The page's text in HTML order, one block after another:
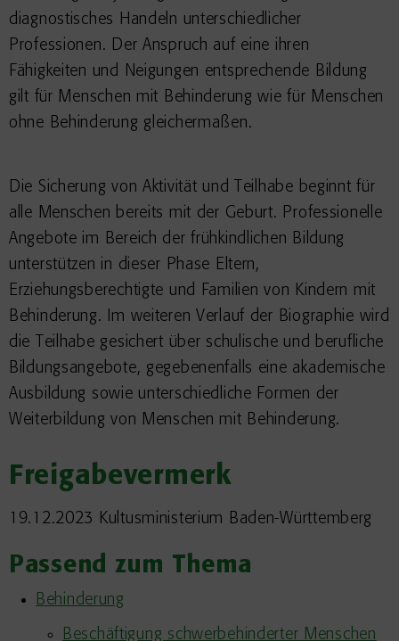
diagnostisches Handeln unterschiedlicher
Professionen. Der Anspruch auf eine ihren
Fähigkeiten und Neigungen entsprechende Bildung
gilt für Menschen mit Behinderung wie für Menschen
ohne Behinderung gleichermaßen.
Die Sicherung von Aktivität und Teilhabe beginnt für
alle Menschen bereits mit der Geburt. Professionelle
Angebote im Bereich der frühkindlichen Bildung
unterstützen in dieser Phase Eltern,
Erziehungsberechtigte und Familien von Kindern mit
Behinderung. Im weiteren Verlauf der Biographie wird
die Teilhabe gesichert über schulische und berufliche
Bildungsangebote, gegebenenfalls eine akademische
Ausbildung sowie unterschiedliche Formen der
Weiterbildung von Menschen mit Behinderung.
Freigabevermerk
19.12.2023 Kultusministerium Baden-Württemberg
Passend zum Thema
Behinderung
Beschäftigung schwerbehinderter Menschen